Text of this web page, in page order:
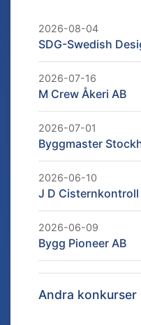
2026-08-04
SDG-Swedish
2026-07-16
M Crew Åkeri AB
2026-07-01
Byggmaster
2026-06-10
J D
2026-06-09
Bygg Pioneer AB
Andra konkurser